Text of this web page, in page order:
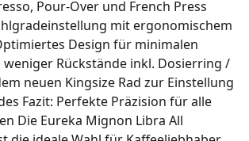
Pour-Over und French Press
mit ergonomischem
Design für minimalen
Rückstände inkl. Dosierring /
neuen Kingsize Rad zur Einstellung
Fazit: Perfekte Präzision für alle
Die Eureka Mignon Libra All